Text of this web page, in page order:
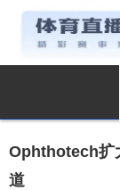
Ophthotech扩
道